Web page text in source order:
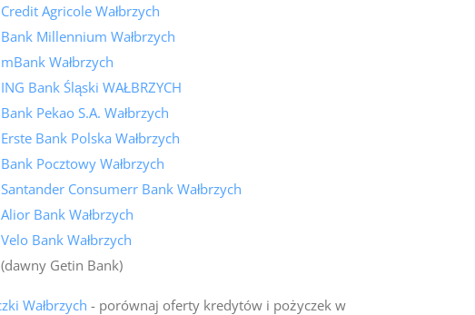
Credit Agricole Wałbrzych
Bank Millennium Wałbrzych
mBank Wałbrzych
ING Bank Śląski WAŁBRZYCH
Bank Pekao S.A. Wałbrzych
Erste Bank Polska Wałbrzych
Bank Pocztowy Wałbrzych
Santander Consumerr Bank Wałbrzych
Alior Bank Wałbrzych
Velo Bank Wałbrzych
(dawny Getin Bank)
Wałbrzych - porównaj oferty kredytów i pożyczek w